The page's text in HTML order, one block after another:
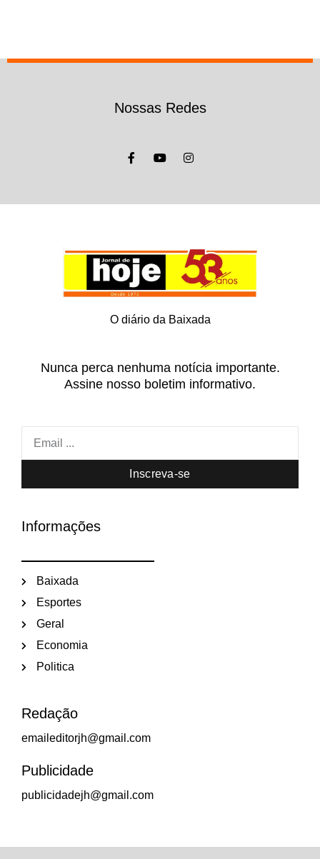
Nossas Redes
O diário da Baixada
Nunca perca nenhuma notícia importante.
Assine nosso boletim informativo.
Inscreva-se
Informações
Baixada
Esportes
Geral
Economia
Politica
Redação
emaileditorjh@gmail.com
Publicidade
publicidadejh@gmail.com